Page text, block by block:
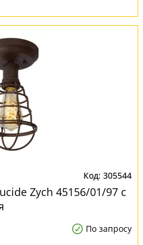
305544
Zych 45156/01/97 с
По запросу